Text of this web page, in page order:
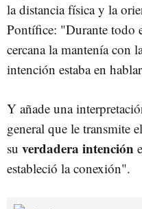
la distancia física y la
Pontífice: "Durante todo
cercana la mantenía con
intención estaba en
Y añade una
general que le transmite
su verdadera intención
estableció la conexión".